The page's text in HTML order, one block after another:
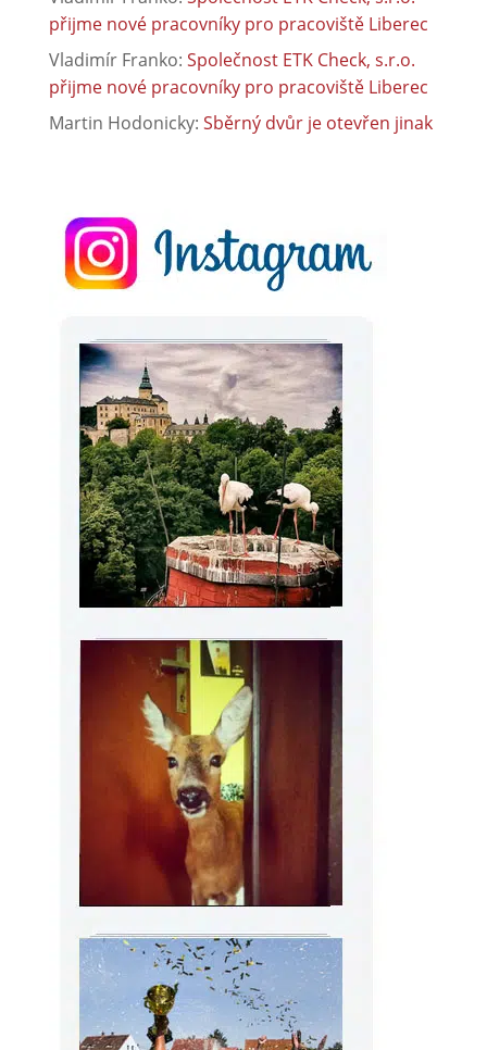
přijme nové pracovníky pro pracoviště Liberec
Vladimír Franko: Společnost ETK Check, s.r.o.
přijme nové pracovníky pro pracoviště Liberec
Martin Hodonicky: Sběrný dvůr je otevřen jinak